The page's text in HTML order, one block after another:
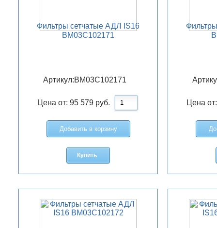
Фильтры сетчатые АДЛ IS16
BM03C102171
Артикул:BM03C102171
Цена от: 95 579 руб.
Добавить в корзину
Купить
Цена